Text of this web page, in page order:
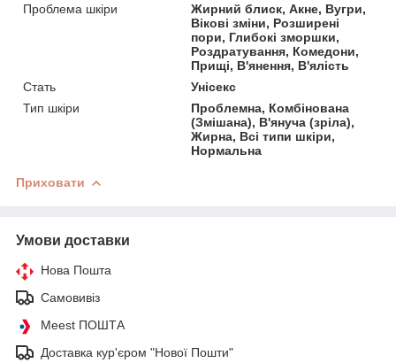
Проблема шкіри
Жирний блиск, Акне, Вугри,
Вікові зміни, Розширені
пори, Глибокі зморшки,
Роздратування, Комедони,
Прищі, В'янення, В'ялість
Стать
Унісекс
Тип шкіри
Проблемна, Комбінована
(Змішана), В'януча (зріла),
Жирна, Всі типи шкіри,
Нормальна
Приховати
Умови доставки
Нова Пошта
Самовивіз
Meest ПОШТА
Доставка кур'єром "Нової Пошти"